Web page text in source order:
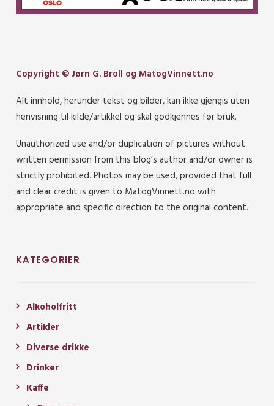
Copyright © Jørn G. Broll og MatogVinnett.no
Alt innhold, herunder tekst og bilder, kan ikke gjengis uten
henvisning til kilde/artikkel og skal godkjennes før bruk.
Unauthorized use and/or duplication of pictures without
written permission from this blog’s author and/or owner is
strictly prohibited. Photos may be used, provided that full
and clear credit is given to MatogVinnett.no with
appropriate and specific direction to the original content.
KATEGORIER
Alkoholfritt
Artikler
Diverse drikke
Drinker
Kaffe